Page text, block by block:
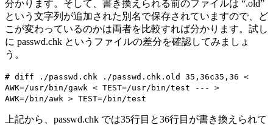
分かります。そして、書き換えられる前のファイルは “.old”
という文字列が追加された別名で保存されていますので、ど
こが変わっているのかは両者を比較すれば分かります。試し
に passwd.chk というファイルの差分を確認してみましょ
う。
# diff ./passwd.chk ./passwd.chk.old 35,36c35,36 <
AWK=/usr/bin/gawk < TEST=/usr/bin/test --- >
AWK=/bin/awk > TEST=/bin/test
上記から、passwd.chk では35行目と36行目が書き換えられて